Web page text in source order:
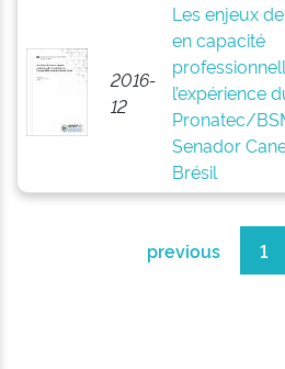
2016-
12
Les enjeux
en capacité
l’expérience
Pronatec/
Senador
Brésil
previous 1